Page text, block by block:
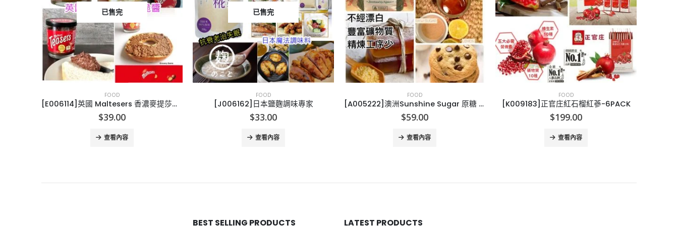
已售完
FOOD
[J006162]日本鹽麴調味專家
$33.00
查看內容
FOOD
$59.00
查看內容
FOOD
[K009183]正官庄紅石榴紅蔘-6PACK
$199.00
查看內容
FOOD
[I005224]曉陽巴生精裝肉骨茶
$35.00
查看內容
BEST SELLING PRODUCTS LATEST PRODUCTS